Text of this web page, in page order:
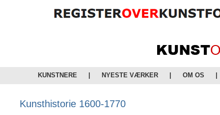
KUNSTNERE NYESTE VÆRKER OM OS
Kunsthistorie 1600-1770